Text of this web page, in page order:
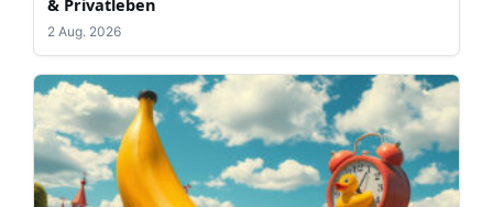
& Privatleben
2 Aug. 2026